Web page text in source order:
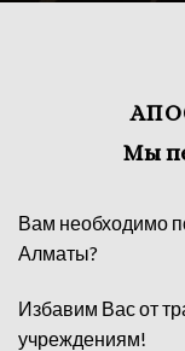
Мы
Вам необходимо
Алматы?
Избавим Вас от
учреждениям!